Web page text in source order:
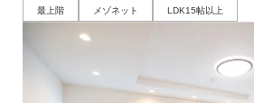
最上階 メゾネット LDK15帖以上